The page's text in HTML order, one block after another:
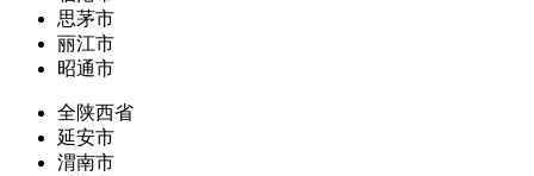
思茅市
丽江市
昭通市
全陕西省
延安市
渭南市